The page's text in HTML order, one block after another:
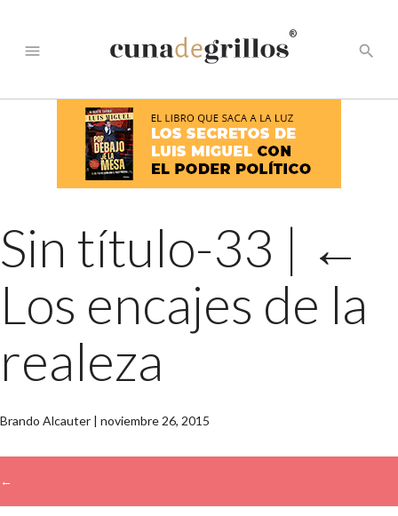
menu
®
search
Sin título-33 | ←
Los encajes de la
realeza
Brando Alcauter | noviembre 26, 2015
←